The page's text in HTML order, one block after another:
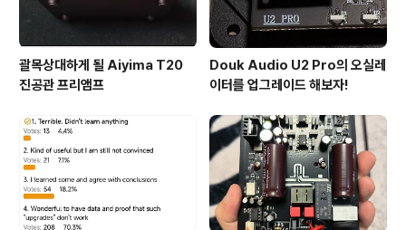
괄목상대하게 될 Aiyima T20
진공관 프리앰프
Douk Audio U2 Pro의 오실레
이터를 업그레이드 해보자!